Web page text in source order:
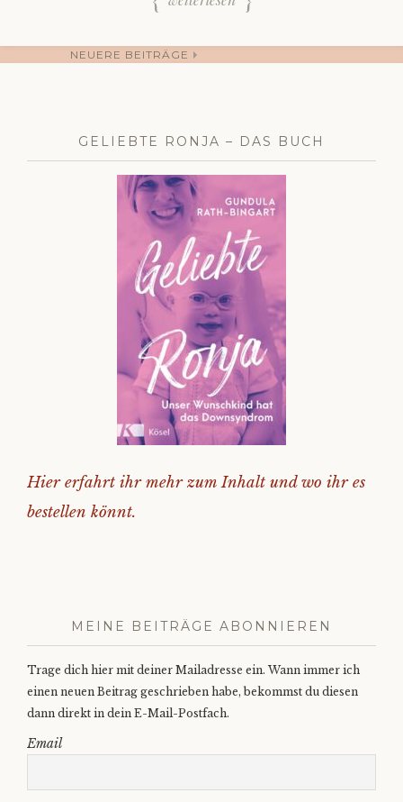
Navigation
NEUERE BEITRÄGE
GELIEBTE RONJA – DAS BUCH
Hier erfahrt ihr mehr zum Inhalt und wo ihr es
bestellen könnt.
MEINE BEITRÄGE ABONNIEREN
Trage dich hier mit deiner Mailadresse ein. Wann immer ich
einen neuen Beitrag geschrieben habe, bekommst du diesen
dann direkt in dein E-Mail-Postfach.
Email